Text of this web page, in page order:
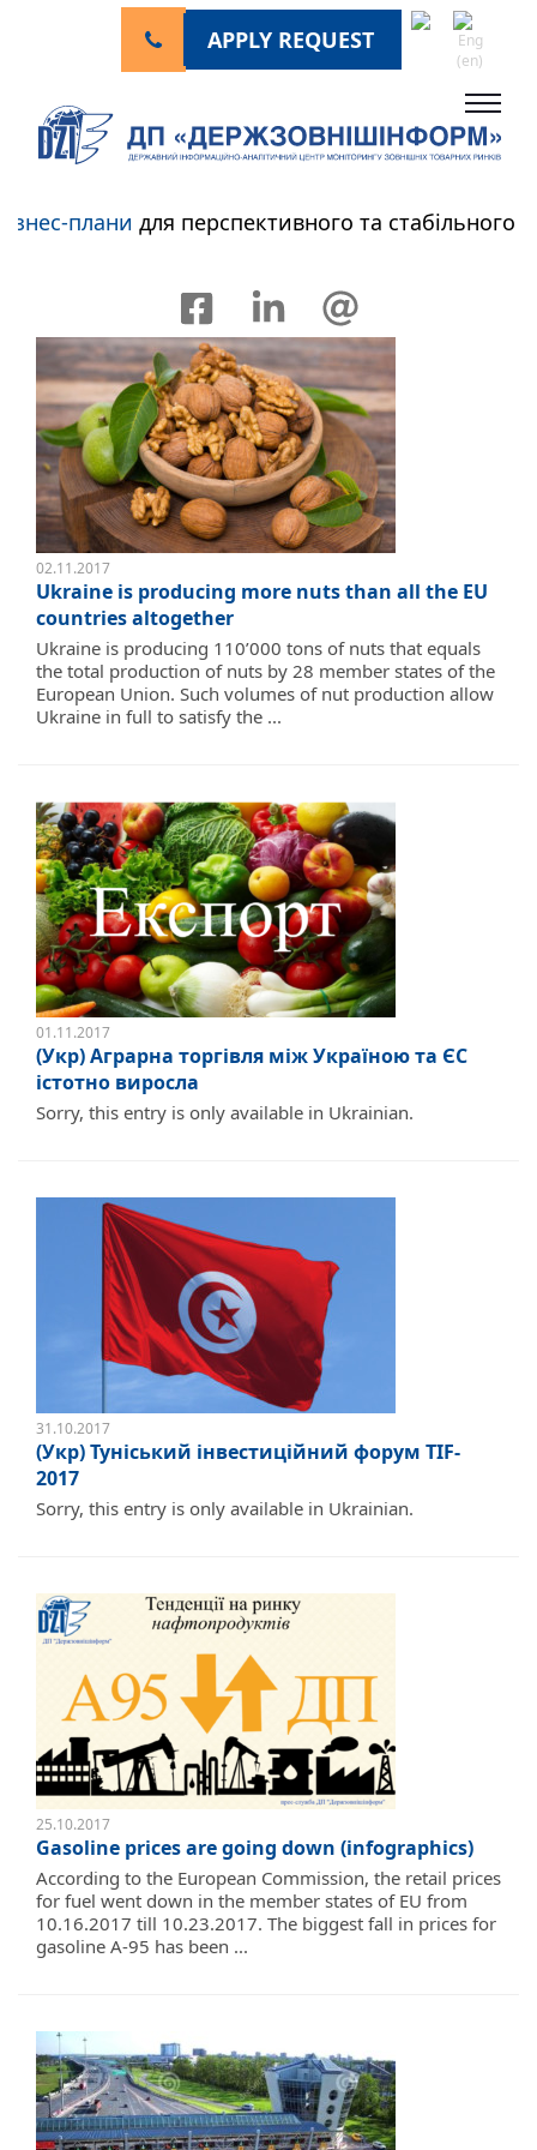
APPLY REQUEST
планидля перспективного та
02.11.2017
Ukraine is producing more nuts than all the EU
countries altogether
Ukraine is producing 110’000 tons of nuts that equals
the total production of nuts by 28 member states of the
European Union. Such volumes of nut production allow
Ukraine in full to satisfy the ...
01.11.2017
(Укр) Аграрна торгівля між Україною та ЄС
істотно виросла
Sorry, this entry is only available in Ukrainian.
31.10.2017
(Укр) Туніський інвестиційний форум TIF-
2017
Sorry, this entry is only available in Ukrainian.
25.10.2017
Gasoline prices are going down (infographics)
According to the European Commission, the retail prices
for fuel went down in the member states of EU from
10.16.2017 till 10.23.2017. The biggest fall in prices for
gasoline A-95 has been ...